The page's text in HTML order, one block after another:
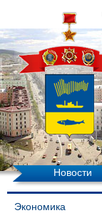
Новости
Экономика